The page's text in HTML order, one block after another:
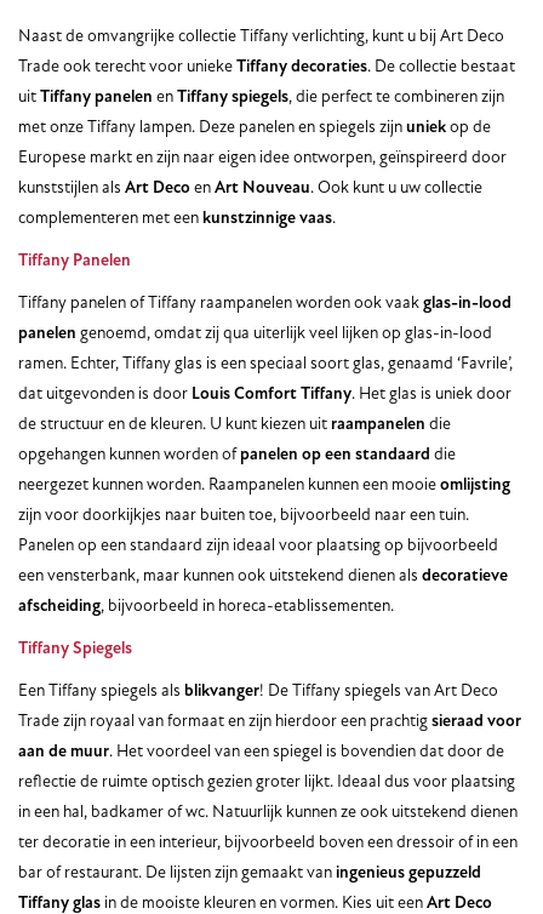
Naast de omvangrijke collectie Tiffany verlichting, kunt u bij Art Deco
Trade ook terecht voor uniekeTiffany decoraties. De collectie bestaat
uitTiffany panelen enTiffany spiegels, die perfect te combineren zijn
met onze Tiffany lampen. Deze panelen en spiegels zijnuniekop de
Europese markt en zijn naar eigen idee ontworpen, geïnspireerd door
kunststijlen als Art DecoenArt Nouveau. Ook kunt u uw collectie
complementeren met een kunstzinnige vaas.
Tiffany Panelen
Tiffany panelen of Tiffany raampanelen worden ook vaakglas-in-lood
panelen genoemd, omdat zij qua uiterlijk veel lijken op glas-in-lood
ramen. Echter, Tiffany glas is een speciaal soort glas, genaamd ‘Favrile’,
dat uitgevonden is door Louis Comfort Tiffany. Het glas is uniek door
de structuur en de kleuren. U kunt kiezen uit raampanelen die
opgehangen kunnen worden ofpanelen op een standaard die
neergezet kunnen worden. Raampanelen kunnen een mooieomlijsting
zijn voor doorkijkjes naar buiten toe, bijvoorbeeld naar een tuin.
Panelen op een standaard zijn ideaal voor plaatsing op bijvoorbeeld
een vensterbank, maar kunnen ook uitstekend dienen als decoratieve
afscheiding, bijvoorbeeld in horeca-etablissementen.
Tiffany Spiegels
Een Tiffany spiegels als blikvanger! De Tiffany spiegels van Art Deco
Trade zijn royaal van formaat en zijn hierdoor een prachtigsieraad voor
aan de muur. Het voordeel van een spiegel is bovendien dat door de
reflectie de ruimte optisch gezien groter lijkt. Ideaal dus voor plaatsing
in een hal, badkamer of wc. Natuurlijk kunnen ze ook uitstekend dienen
ter decoratie in een interieur, bijvoorbeeld boven een dressoir of in een
bar of restaurant. De lijsten zijn gemaakt van ingenieus gepuzzeld
Tiffany glas in de mooiste kleuren en vormen. Kies uit eenArt Deco